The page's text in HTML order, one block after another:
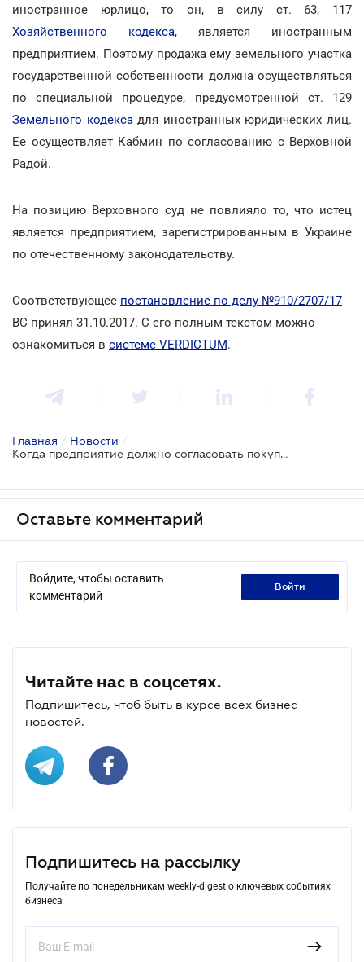
иностранное юрлицо, то он, в силу ст. 63, 117
Хозяйственного кодекса, является иностранным
предприятием. Поэтому продажа ему земельного участка
государственной собственности должна осуществляться
по специальной процедуре, предусмотренной ст. 129
Земельного кодексадля иностранных юридических лиц.
Ее осуществляет Кабмин по согласованию с Верховной
Радой.
На позицию Верховного суд не повлияло то, что истец
является предприятием, зарегистрированным в Украине
по отечественному законодательству.
Соответствующее постановление по делу №910/2707/17
ВС принял 31.10.2017. С его полным текстом можно
ознакомиться в системе VERDICTUM.
Главная / Новости /
Когда предприятие должно согласовать покупку земельного участка с Кабмином?
Оставьте комментарий
Войдите, чтобы оставить
комментарий
войти
Читайте нас в соцсетях.
Подпишитесь, чтоб быть в курсе всех бизнес-
новостей.
Подпишитесь на рассылку
Получайте по понедельникам weekly-digest о ключевых событиях
бизнеса